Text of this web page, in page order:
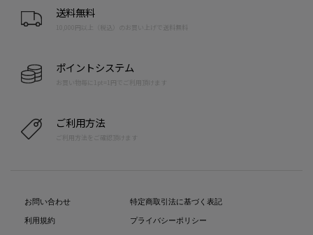
送料無料
10,000円以上（税込）のお買い上げで送料無料
ポイントシステム
お買い物毎に1pt=1円でご利用頂けます
ご利用方法
ご利用方法をご確認頂けます
お問い合わせ
利用規約
特定商取引法に基づく表記
プライバシーポリシー